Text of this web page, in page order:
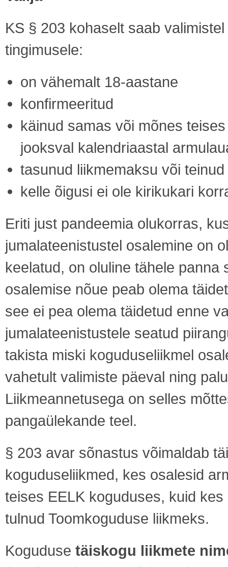
KS § 203 kohaselt saab
tingimusele:
on vähemalt 18-aastane
konfirmeeritud
käinud samas või mõnes
jooksval kalendriaastal
tasunud liikmemaksu või
kelle õigusi ei ole kirikukari
Eriti just pandeemia olukorras,
jumalateenistustel osalemine on
keelatud, on oluline tähele
osalemise nõue peab olema
see ei pea olema täidetud enne
jumalateenistustele seatud
takista miski koguduseliikmel
vahetult valimiste päeval ning
Liikmeannetusega on selles
pangaülekande teel.
§ 203 avar sõnastus võimaldab
koguduseliikmed, kes osalesid
teises EELK koguduses, kuid
tulnud Toomkoguduse liikmeks.
Koguduse täiskogu liikmete